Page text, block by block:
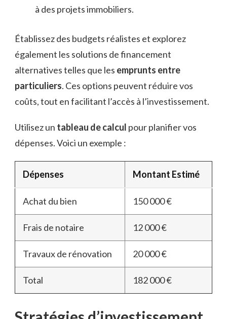
à des projets immobiliers.
Établissez des budgets réalistes et explorez
également les solutions de financement
alternatives telles que les emprunts entre
particuliers. Ces options peuvent réduire vos
coûts, tout en facilitant l’accès à l’investissement.
Utilisez un tableau de calcul pour planifier vos
dépenses. Voici un exemple :
Dépenses Montant Estimé
Achat du bien 150 000 €
Frais de notaire 12 000 €
Travaux de rénovation 20 000 €
Total 182 000 €